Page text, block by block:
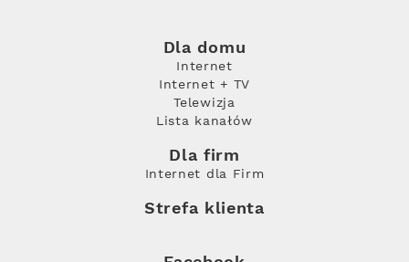
Dla domu
Internet
Internet + TV
Telewizja
Lista kanałów
Dla firm
Internet dla Firm
Strefa klienta